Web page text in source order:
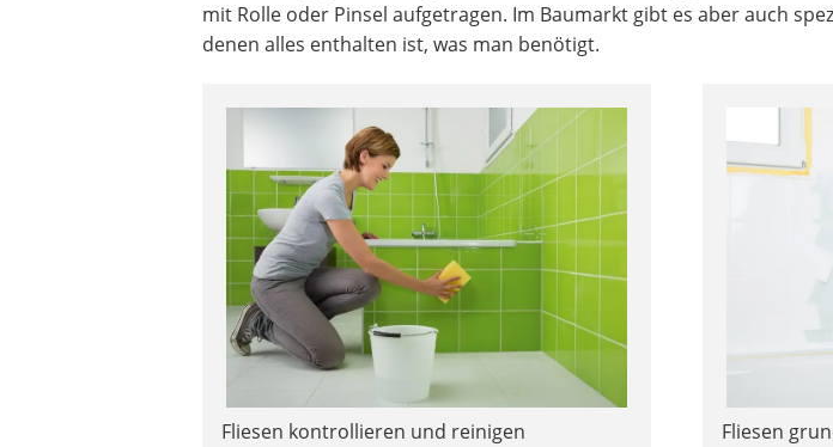
mit Rolle oder Pinsel aufgetragen. Im Baumarkt gibt es aber auch
denen alles enthalten ist, was man benötigt.
Fliesen
Fliesen kontrollieren und reinigen